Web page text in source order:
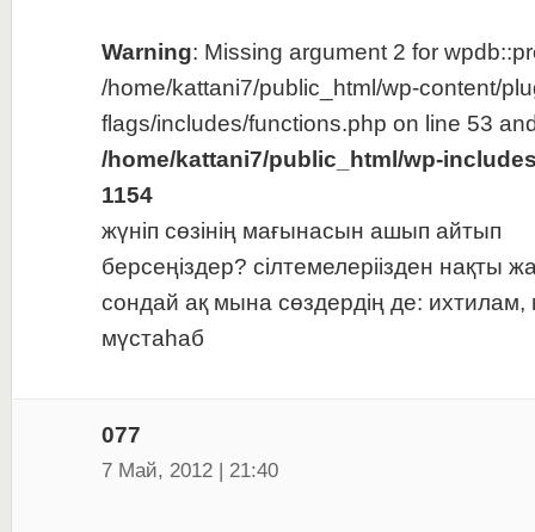
Warning: Missing argument 2 for
/home/kattani7/public_html/wp-content/
flags/includes/functions.php on line 53
/home/kattani7/public_html/wp-
1154
жүніп сөзінің мағынасын ашып айтып
берсеңіздер? сілтемелеріізден нақты
сондай ақ мына сөздердің де:
мүстаһаб
077
7 Май, 2012 | 21:40